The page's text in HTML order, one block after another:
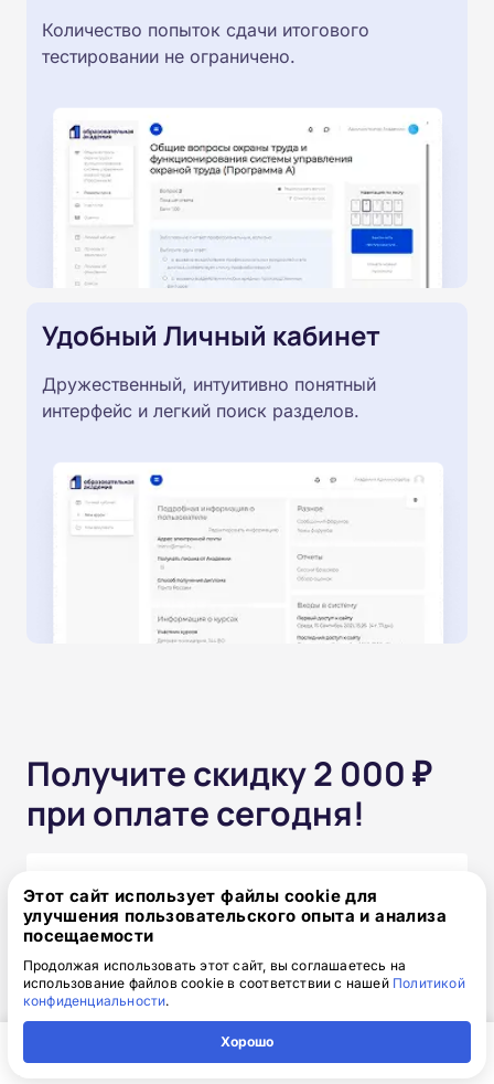
Количество попыток сдачи итогового
тестировании не ограничено.
Удобный Личный кабинет
Дружественный, интуитивно понятный
интерфейс и легкий поиск разделов.
Получите скидку 2 000 ₽
при оплате сегодня!
от 15 850 ₽
Частями без переплат
от 1 320₽/месяц
Этот сайт использует файлы cookie для
улучшения пользовательского опыта и анализа
посещаемости
Продолжая использовать этот сайт, вы соглашаетесь на
использование файлов cookie в соответствии с нашей Политикой
конфиденциальности.
Хорошо